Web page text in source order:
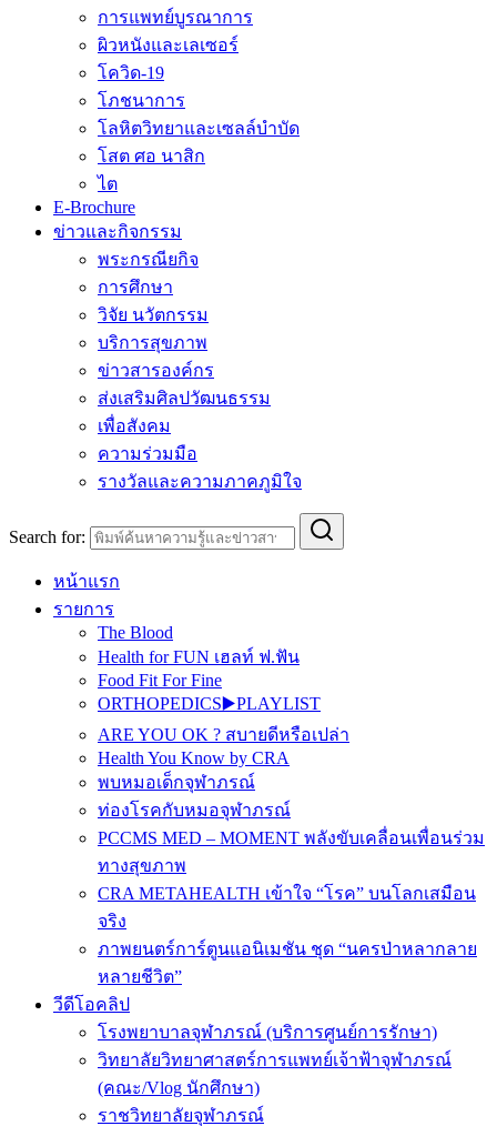
การแพทย์บูรณาการ
ผิวหนังและเลเซอร์
โควิด-19
โภชนาการ
โลหิตวิทยาและเซลล์บำบัด
โสต ศอ นาสิก
ไต
E-Brochure
ข่าวและกิจกรรม
พระกรณียกิจ
การศึกษา
วิจัย นวัตกรรม
บริการสุขภาพ
ข่าวสารองค์กร
ส่งเสริมศิลปวัฒนธรรม
เพื่อสังคม
ความร่วมมือ
รางวัลและความภาคภูมิใจ
Search for:
หน้าแรก
รายการ
The Blood
Health for FUN เฮลท์ ฟ.ฟัน
Food Fit For Fine
ORTHOPEDICS▶️PLAYLIST
ARE YOU OK ? สบายดีหรือเปล่า
Health You Know by CRA
พบหมอเด็กจุฬาภรณ์
ท่องโรคกับหมอจุฬาภรณ์
PCCMS MED – MOMENT พลังขับเคลื่อนเพื่อนร่วม
ทางสุขภาพ
CRA METAHEALTH เข้าใจ “โรค” บนโลกเสมือน
จริง
ภาพยนตร์การ์ตูนแอนิเมชัน ชุด “นครป่าหลากลาย
หลายชีวิต”
วีดีโอคลิป
โรงพยาบาลจุฬาภรณ์ (บริการศูนย์การรักษา)
วิทยาลัยวิทยาศาสตร์การแพทย์เจ้าฟ้าจุฬาภรณ์
(คณะ/Vlog นักศึกษา)
ราชวิทยาลัยจุฬาภรณ์